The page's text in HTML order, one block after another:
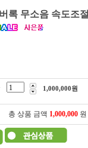
록 무소음 속도조절
1,000,000원
총 상품 금액 1,000,000 원